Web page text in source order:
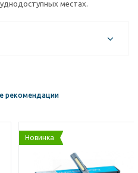
местах.
рекомендации
Новинка